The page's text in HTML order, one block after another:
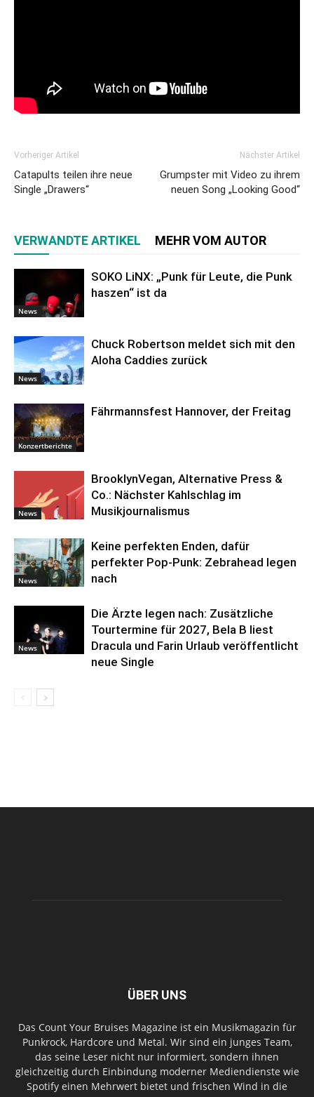
Vorheriger Artikel
Catapults teilen ihre neue
Single „Drawers“
Nächster Artikel
Grumpster mit Video zu ihrem
neuen Song „Looking Good“
VERWANDTE ARTIKEL MEHR VOM AUTOR
News
SOKO LiNX: „Punk für Leute, die Punk
haszen“ ist da
News
Chuck Robertson meldet sich mit den
Aloha Caddies zurück
Konzertberichte
Fährmannsfest Hannover, der Freitag
News
BrooklynVegan, Alternative Press &
Co.: Nächster Kahlschlag im
Musikjournalismus
News
Keine perfekten Enden, dafür
perfekter Pop-Punk: Zebrahead legen
nach
News
Die Ärzte legen nach: Zusätzliche
Tourtermine für 2027, Bela B liest
Dracula und Farin Urlaub veröffentlicht
neue Single
ÜBER UNS
Das Count Your Bruises Magazine ist ein Musikmagazin für
Punkrock, Hardcore und Metal. Wir sind ein junges Team,
das seine Leser nicht nur informiert, sondern ihnen
gleichzeitig durch Einbindung moderner Mediendienste wie
Spotify einen Mehrwert bietet und frischen Wind in die